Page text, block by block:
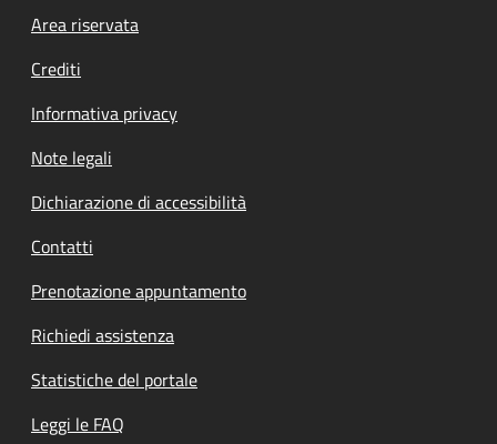
Footer menu
Area riservata
Crediti
Informativa privacy
Note legali
Dichiarazione di accessibilità
Contatti
Prenotazione appuntamento
Richiedi assistenza
Statistiche del portale
Leggi le FAQ